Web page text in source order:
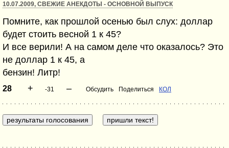
10.07.2009, СВЕЖИЕ АНЕКДОТЫ - ОСНОВНОЙ ВЫПУСК
Помните, как прошлой осенью был слух: доллар
будет стоить весной 1 к 45?
И все верили! А на самом деле что оказалось? Это
не доллар 1 к 45, а
бензин! Литр!
28 + -31 – Обсудить Поделиться КОЛ